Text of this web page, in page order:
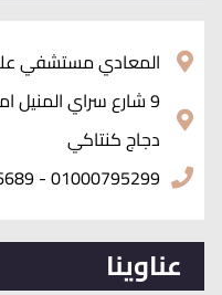
المعادي مستشفي علاء عزت 73 مصر
9 شارع سراي المنيل
دجاج كنتاكي
01000795299 - 01098426689
عناوينا